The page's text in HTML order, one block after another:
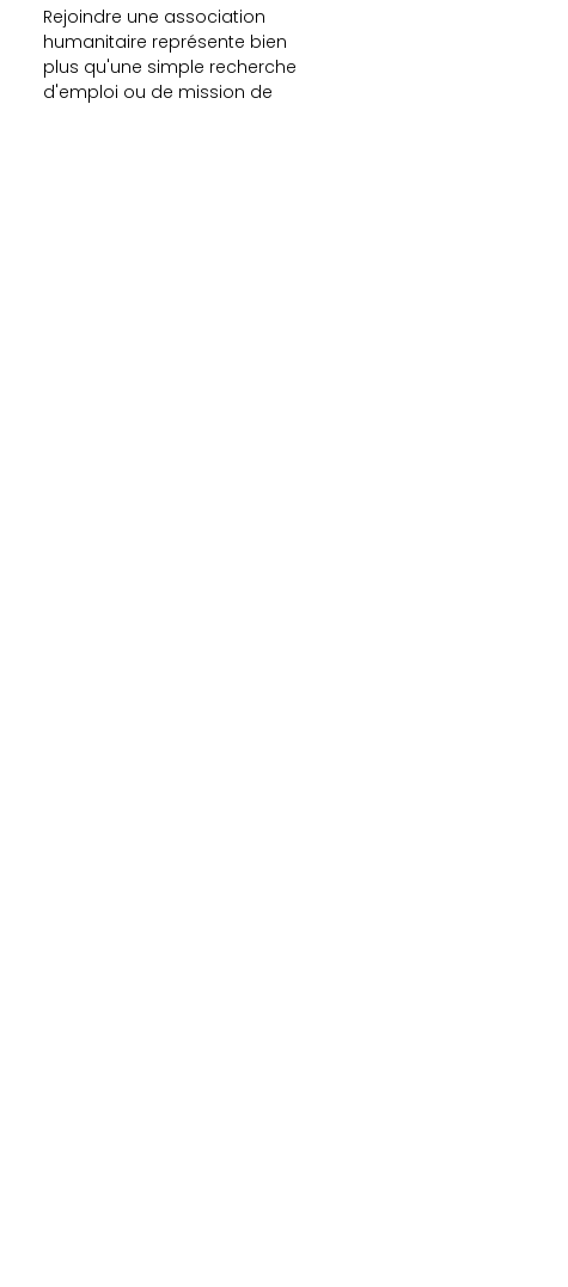
Rejoindre une association
humanitaire représente bien
plus qu'une simple recherche
d'emploi ou de mission de